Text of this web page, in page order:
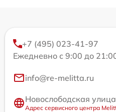
+7 (495) 023-41-97
Ежедневно с 9:00 до
info@re-melitta.ru
Новослободская
Адрес сервисного центра